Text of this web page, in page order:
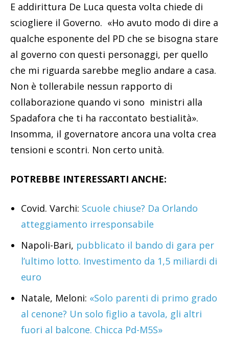
E addirittura De Luca questa volta chiede di
sciogliere il Governo. «Ho avuto modo di dire a
qualche esponente del PD che se bisogna stare
al governo con questi personaggi, per quello
che mi riguarda sarebbe meglio andare a casa.
Non è tollerabile nessun rapporto di
collaborazione quando vi sono ministri alla
Spadafora che ti ha raccontato bestialità».
Insomma, il governatore ancora una volta crea
tensioni e scontri. Non certo unità.
POTREBBE INTERESSARTI ANCHE:
Covid. Varchi: Scuole chiuse? Da Orlando
atteggiamento irresponsabile
Napoli-Bari, pubblicato il bando di gara per
l’ultimo lotto. Investimento da 1,5 miliardi di
euro
Natale, Meloni: «Solo parenti di primo grado
al cenone? Un solo figlio a tavola, gli altri
fuori al balcone. Chicca Pd-M5S»